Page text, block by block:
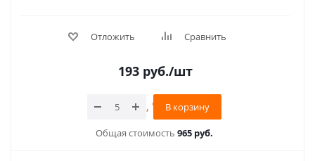
Отложить Сравнить
193руб./шт
В корзину
Общая стоимость 965 руб.